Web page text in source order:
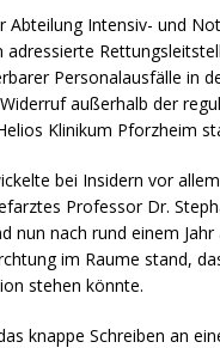
Abteilung Intensiv- und
Personalausfälle in
außerhalb der
Klinikum Pforzheim
bei Insidern vor
Professor Dr.
nun nach rund einem
im Raume stand,
stehen könnte.
knappe Schreiben an